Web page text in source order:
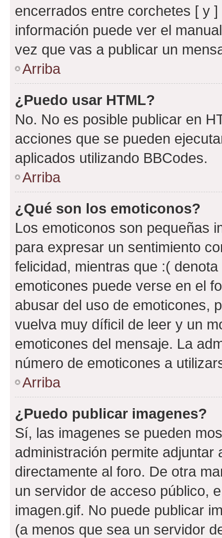
encerrados entre corchetes [ y
información puede ver el
vez que vas a publicar un
Arriba
¿Puedo usar HTML?
No. No es posible publicar en
acciones que se pueden
aplicados utilizando BBCodes.
Arriba
¿Qué son los emoticonos?
Los emoticonos son pequeñas
para expresar un sentimiento
felicidad, mientras que :(
emoticones puede verse en el
abusar del uso de emoticones,
vuelva muy díficil de leer y un
emoticones del mensaje. La
número de emoticones a
Arriba
¿Puedo publicar imagenes?
Sí, las imagenes se pueden
administración permite
directamente al foro. De otra
un servidor de acceso público,
imagen.gif. No puede publicar
(a menos que sea un servidor